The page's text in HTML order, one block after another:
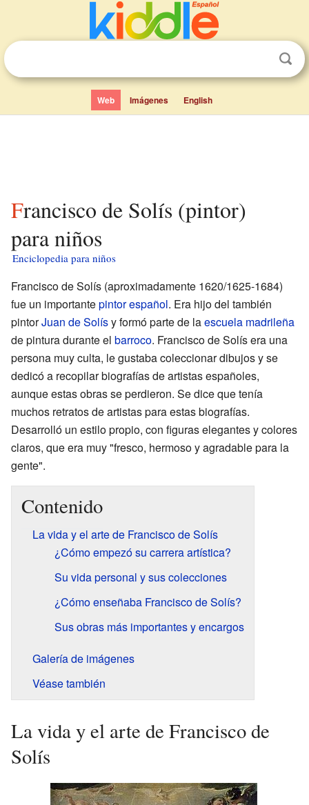
Web Imágenes English
Francisco de Solís (pintor)
para niños
Enciclopedia para niños
Francisco de Solís (aproximadamente 1620/1625-1684)
fue un importantepintorespañol. Era hijo del también
pintorJuan de Solísy formó parte de laescuela madrileña
de pintura durante el barroco. Francisco de Solís era una
persona muy culta, le gustaba coleccionar dibujos y se
dedicó a recopilar biografías de artistas españoles,
aunque estas obras se perdieron. Se dice que tenía
muchos retratos de artistas para estas biografías.
Desarrolló un estilo propio, con figuras elegantes y colores
claros, que era muy "fresco, hermoso y agradable para la
gente".
Contenido
La vida y el arte de Francisco de Solís
¿Cómo empezó su carrera artística?
Su vida personal y sus colecciones
¿Cómo enseñaba Francisco de Solís?
Sus obras más importantes y encargos
Galería de imágenes
Véase también
La vida y el arte de Francisco de
Solís